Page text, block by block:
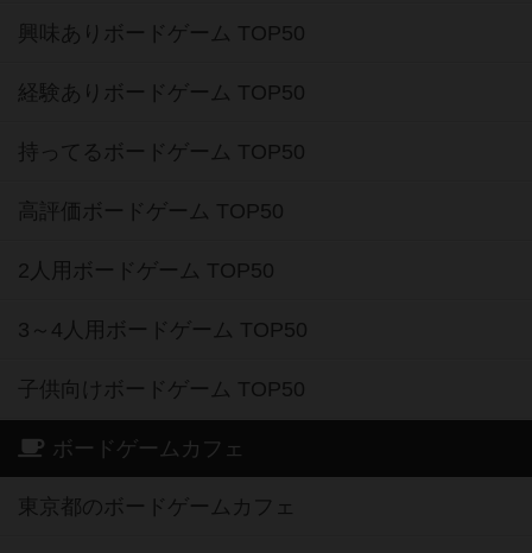
興味ありボードゲーム TOP50
経験ありボードゲーム TOP50
持ってるボードゲーム TOP50
高評価ボードゲーム TOP50
2人用ボードゲーム TOP50
3～4人用ボードゲーム TOP50
子供向けボードゲーム TOP50
ボードゲームカフェ
東京都のボードゲームカフェ